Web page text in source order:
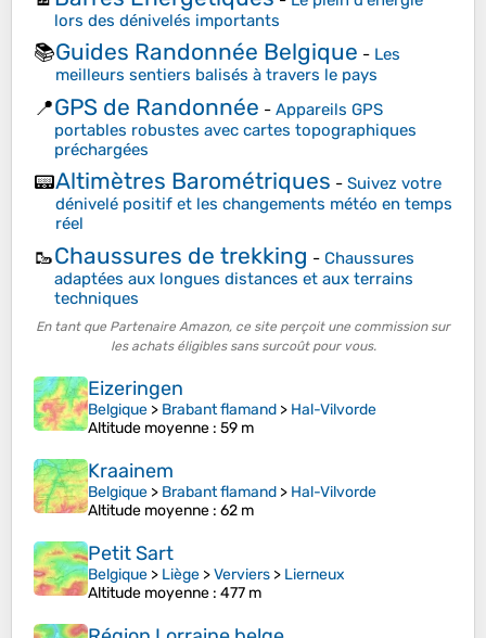
lors des dénivelés importants
📚Guides Randonnée Belgique - Les
meilleurs sentiers balisés à travers le pays
📍GPS de Randonnée - Appareils GPS
portables robustes avec cartes topographiques
préchargées
📟Altimètres Barométriques - Suivez votre
dénivelé positif et les changements météo en temps
réel
🥾Chaussures de trekking - Chaussures
adaptées aux longues distances et aux terrains
techniques
En tant que Partenaire Amazon, ce site perçoit une commission sur
les achats éligibles sans surcoût pour vous.
Eizeringen
Belgique > Brabant flamand > Hal-Vilvorde
Altitude moyenne : 59 m
Kraainem
Belgique > Brabant flamand > Hal-Vilvorde
Altitude moyenne : 62 m
Petit Sart
Belgique > Liège >Verviers > Lierneux
Altitude moyenne : 477 m